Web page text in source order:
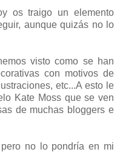
os traigo un elemento
aunque quizás no lo
visto como se han
con motivos de
etc...A esto le
Kate Moss que se ven
de muchas bloggers e
no lo pondría en mi